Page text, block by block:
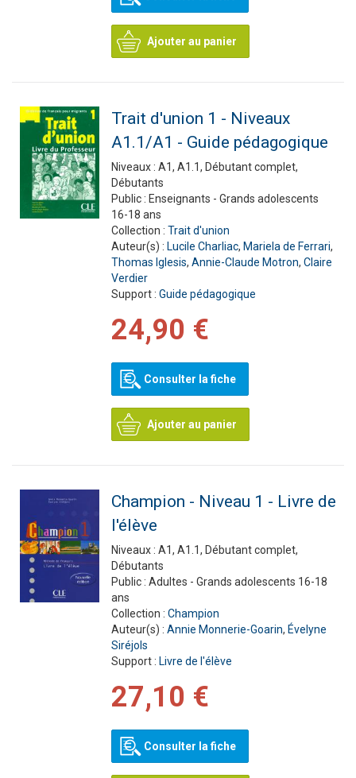
Ajouter au panier
Trait d'union 1 - Niveaux
A1.1/A1 - Guide pédagogique
Niveaux : A1, A1.1, Débutant complet,
Débutants
Public : Enseignants - Grands adolescents
16-18 ans
Collection : Trait d'union
Auteur(s) : Lucile Charliac, Mariela de Ferrari,
Thomas Iglesis, Annie-Claude Motron, Claire
Verdier
Support : Guide pédagogique
24,90 €
Consulter la fiche
Ajouter au panier
Champion - Niveau 1 - Livre de
l'élève
Niveaux : A1, A1.1, Débutant complet,
Débutants
Public : Adultes - Grands adolescents 16-18
ans
Collection : Champion
Auteur(s) : Annie Monnerie-Goarin, Évelyne
Siréjols
Support : Livre de l'élève
27,10 €
Consulter la fiche